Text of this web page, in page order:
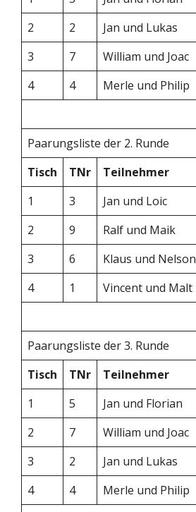
2
2 Jan und Lukas
3
7 William und Joac
4
4 Merle und Philip
Paarungsliste der 2. Runde
Tisch
TNr Teilnehmer
1
3 Jan und Loic
2
9 Ralf und Maik
3
6 Klaus und Nelson
4
1 Vincent und Malt
Paarungsliste der 3. Runde
Tisch
TNr Teilnehmer
1
5 Jan und Florian
2
7 William und Joac
3
2 Jan und Lukas
4
4 Merle und Philip